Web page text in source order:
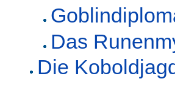
Das
Die